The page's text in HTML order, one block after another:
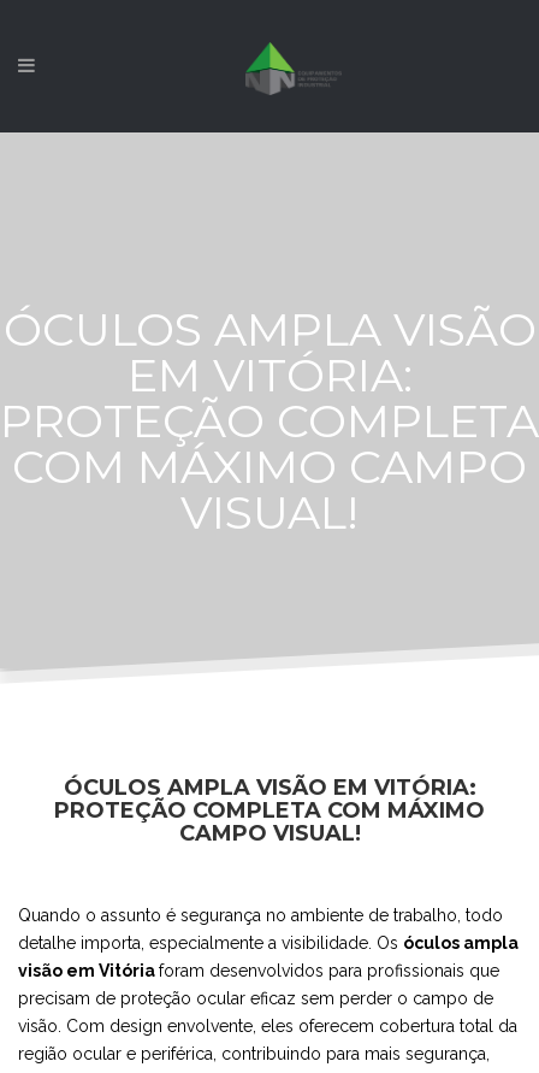
ÓCULOS AMPLA VISÃO
EM VITÓRIA:
PROTEÇÃO COMPLETA
COM MÁXIMO CAMPO
VISUAL!
ÓCULOS AMPLA VISÃO EM VITÓRIA:
PROTEÇÃO COMPLETA COM MÁXIMO
CAMPO VISUAL!
Quando o assunto é segurança no ambiente de trabalho, todo
detalhe importa, especialmente a visibilidade. Os óculos ampla
visão em Vitóriaforam desenvolvidos para profissionais que
precisam de proteção ocular eficaz sem perder o campo de
visão. Com design envolvente, eles oferecem cobertura total da
região ocular e periférica, contribuindo para mais segurança,